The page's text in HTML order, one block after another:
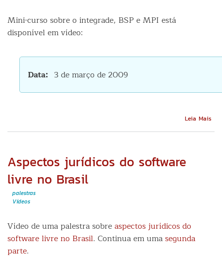
Mini-curso sobre o integrade, BSP e MPI está
disponível em vídeo:
Data 3 de março de 2009
Leia Mais
Aspectos jurídicos do software
livre no Brasil
palestras
Vídeos
Vídeo de uma palestra sobreaspectos jurídicos do
software livre no Brasil. Continua em umasegunda
parte.